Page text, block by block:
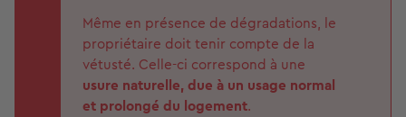
Même en présence de dégradations, le
propriétaire doit tenir compte de la
vétusté. Celle-ci correspond à une
usure naturelle, due à un usage normal
et prolongé du logement.